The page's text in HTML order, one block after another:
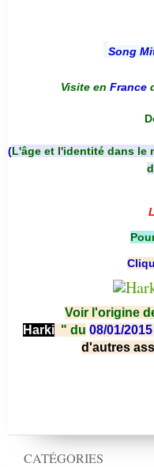
CATÉGORIES
Song
Visite en France
(L'âge et l'identité dans le
Voir l'origine
Harki " du 08/01/2015
d'autres